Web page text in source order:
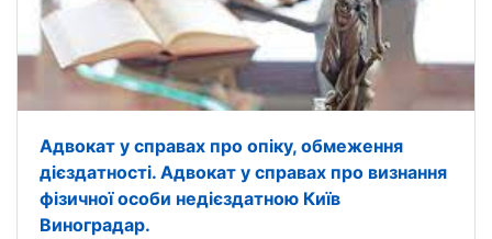
Адвокат у справах про опіку, обмеження
дієздатності. Адвокат у справах про визнання
фізичної особи недієздатною Київ
Виноградар.